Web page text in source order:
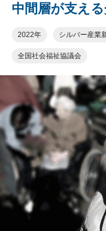
中間層が支え
2022年 シルバー産業
全国社会福祉協議会